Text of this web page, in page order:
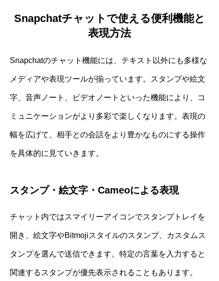
Snapchatチャットで使える便利機能と
表現方法
Snapchatのチャット機能には、テキスト以外にも多様な
メディアや表現ツールが揃っています。スタンプや絵文
字、音声ノート、ビデオノートといった機能により、コ
ミュニケーションがより多彩で楽しくなります。表現の
幅を広げて、相手との会話をより豊かなものにする操作
を具体的に見ていきます。
スタンプ・絵文字・Cameoによる表現
チャット内ではスマイリーアイコンでスタンプトレイを
開き、絵文字やBitmojiスタイルのスタンプ、カスタムス
タンプを選んで送信できます。特定の言葉を入力すると
関連するスタンプが優先表示されることもあります。